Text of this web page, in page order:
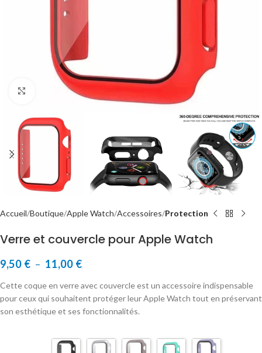
Cliquer pour agrandir
Accueil Boutique Apple Watch Accessoires Protection
Verre et couvercle pour Apple Watch
9,50 € – 11,00 €
Cette coque en verre avec couvercle est un accessoire indispensable
pour ceux qui souhaitent protéger leur Apple Watch tout en préservant
son esthétique et ses fonctionnalités.